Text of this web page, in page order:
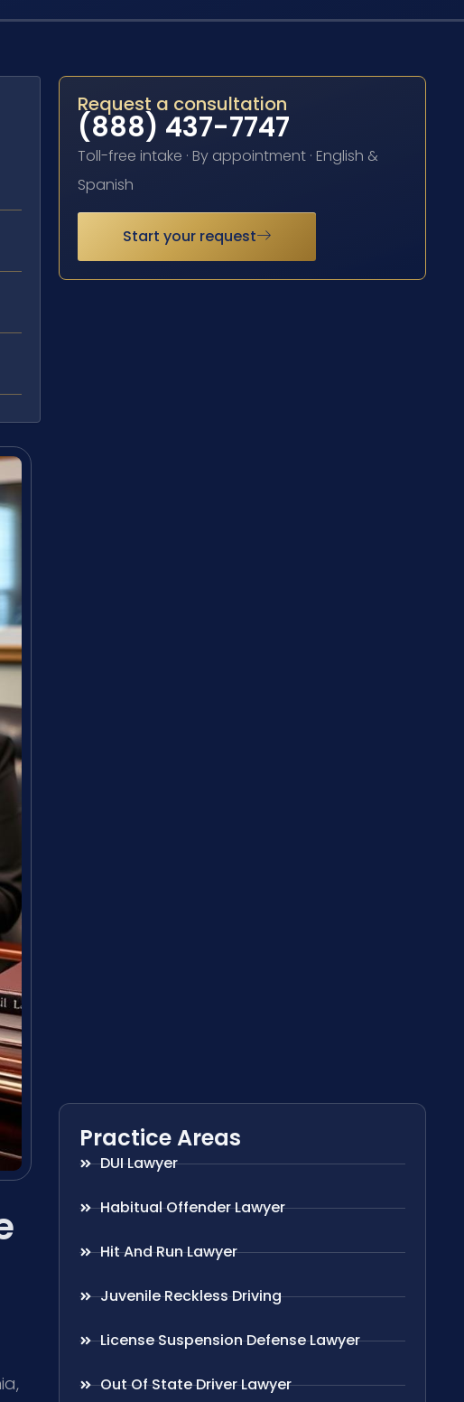
Request a consultation
(888) 437-7747
Toll-free intake · By appointment · English &
Spanish
Start your request
Practice Areas
DUI Lawyer
Habitual Offender Lawyer
Hit And Run Lawyer
Juvenile Reckless Driving
License Suspension Defense Lawyer
Out Of State Driver Lawyer